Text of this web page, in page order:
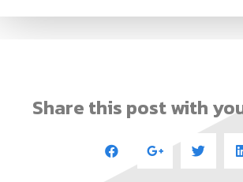
Share this post with